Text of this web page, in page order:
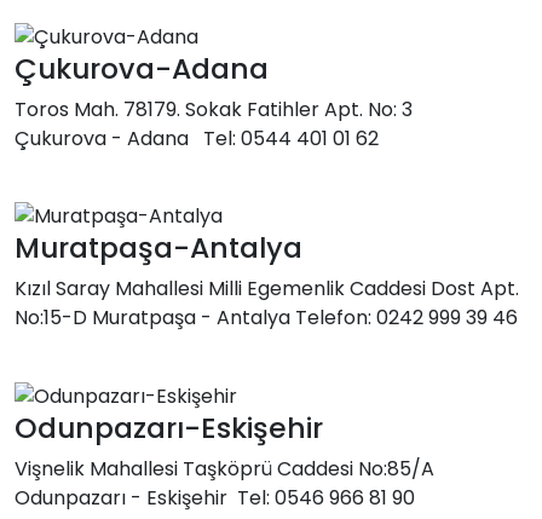
Çukurova-Adana
Toros Mah. 78179. Sokak Fatihler Apt. No: 3
Çukurova - Adana Tel: 0544 401 01 62
Muratpaşa-Antalya
Kızıl Saray Mahallesi Milli Egemenlik Caddesi Dost Apt.
No:15-D Muratpaşa - Antalya Telefon: 0242 999 39 46
Odunpazarı-Eskişehir
Vişnelik Mahallesi Taşköprü Caddesi No:85/A
Odunpazarı - Eskişehir Tel: 0546 966 81 90